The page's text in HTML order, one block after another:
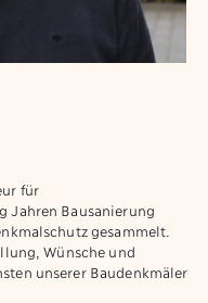
für
Jahren Bausanierung
gesammelt.
Wünsche und
unserer Baudenkmäler